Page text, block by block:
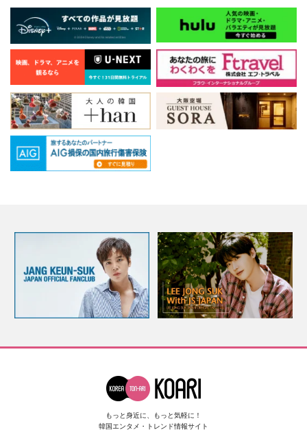
もっと身近に、もっと気軽に！
韓国エンタメ・トレンド情報サイト